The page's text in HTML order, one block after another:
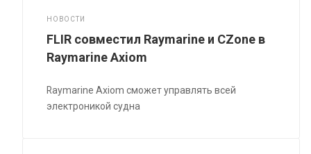
НОВОСТИ
FLIR совместил Raymarine и CZone в
Raymarine Axiom
Raymarine Axiom сможет управлять всей
электроникой судна